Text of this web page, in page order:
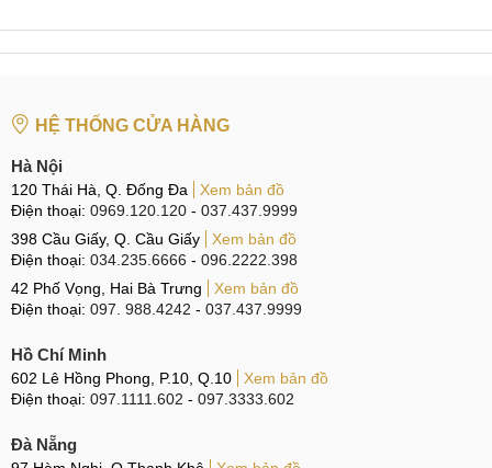
độ trễ hay giật lag.
thẻ không dây Wi-Fi tích hợp. Nếu bạn muốn kết nối với bàn
phím, chuột không dây hoặc thanh USB Wi-Fi, sản phẩm
cũng tương thích hoàn toàn với chúng. Bạn có thể nâng cấp
thiết bị trực tuyến hoặc thông qua thẻ nhớ USB, tùy vào nhu
cầu của mình.
Thông số kỹ thuật của sản phẩm
TV Box MX9 cũng tương thích với cửa hàng Play của
Google, cho phép bạn tải xuống hàng ngàn ứng dụng, trò
chơi, phim ảnh và nhiều nội dung khác. Đặc biệt, khả năng
tương thích với phần mềm Kodi giúp sản phẩm trở thành
HỆ THỐNG CỬA HÀNG
Hà Nội
120 Thái Hà, Q. Đống Đa
Xem bản đồ
Điện thoại: 0969.120.120 - 037.437.9999
398 Cầu Giấy, Q. Cầu Giấy
Xem bản đồ
Điện thoại: 034.235.6666 - 096.2222.398
42 Phố Vọng, Hai Bà Trưng
Xem bản đồ
Điện thoại: 097. 988.4242 - 037.437.9999
Hồ Chí Minh
602 Lê Hồng Phong, P.10, Q.10
Xem bản đồ
Điện thoại: 097.1111.602 - 097.3333.602
Đà Nẵng